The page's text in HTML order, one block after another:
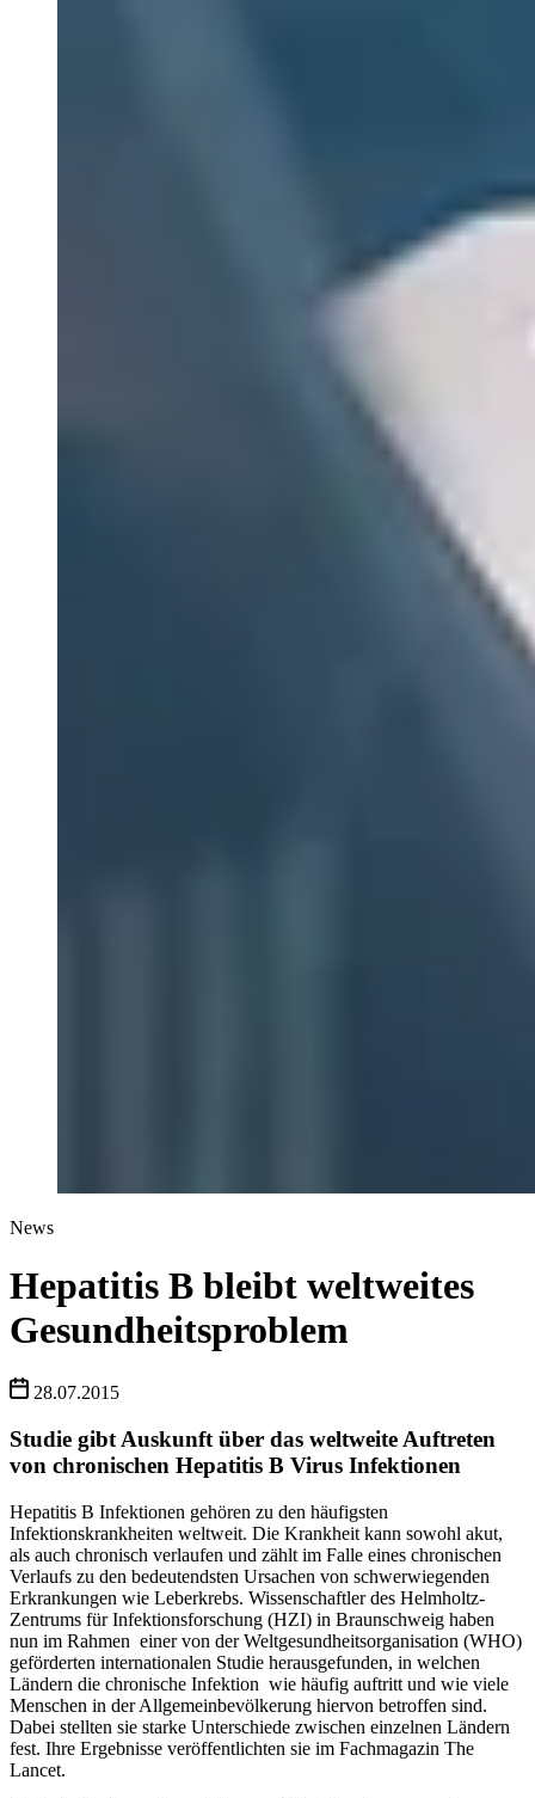
News
Hepatitis B bleibt weltweites
Gesundheitsproblem
28.07.2015
Studie gibt Auskunft über das weltweite Auftreten
von chronischen Hepatitis B Virus Infektionen
Hepatitis B Infektionen gehören zu den häufigsten
Infektionskrankheiten weltweit. Die Krankheit kann sowohl akut,
als auch chronisch verlaufen und zählt im Falle eines chronischen
Verlaufs zu den bedeutendsten Ursachen von schwerwiegenden
Erkrankungen wie Leberkrebs. Wissenschaftler des Helmholtz-
Zentrums für Infektionsforschung (HZI) in Braunschweig haben
nun im Rahmen einer von der Weltgesundheitsorganisation (WHO)
geförderten internationalen Studie herausgefunden, in welchen
Ländern die chronische Infektion wie häufig auftritt und wie viele
Menschen in der Allgemeinbevölkerung hiervon betroffen sind.
Dabei stellten sie starke Unterschiede zwischen einzelnen Ländern
fest. Ihre Ergebnisse veröffentlichten sie im Fachmagazin The
Lancet.